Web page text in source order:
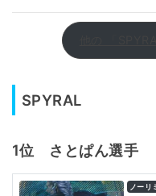
SPYRAL
1位 さとぱん選手
ノーリ